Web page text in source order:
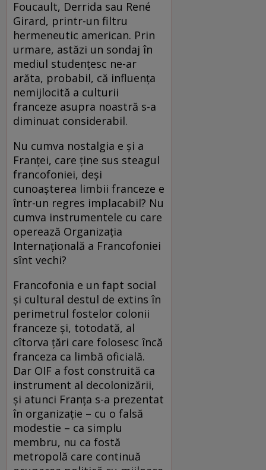
Foucault, Derrida sau René
Girard, printr-un filtru
hermeneutic american. Prin
urmare, astăzi un sondaj în
mediul studenţesc ne-ar
arăta, probabil, că influenţa
nemijlocită a culturii
franceze asupra noastră s-a
diminuat considerabil.
Nu cumva nostalgia e şi a
Franţei, care ţine sus steagul
francofoniei, deşi
cunoaşterea limbii franceze e
într-un regres implacabil? Nu
cumva instrumentele cu care
operează Organizaţia
Internaţională a Francofoniei
sînt vechi?
Francofonia e un fapt social
şi cultural destul de extins în
perimetrul fostelor colonii
franceze şi, totodată, al
cîtorva ţări care folosesc încă
franceza ca limbă oficială.
Dar OIF a fost construită ca
instrument al decolonizării,
şi atunci Franţa s-a prezentat
în organizaţie – cu o falsă
modestie – ca simplu
membru, nu ca fostă
metropolă care continuă